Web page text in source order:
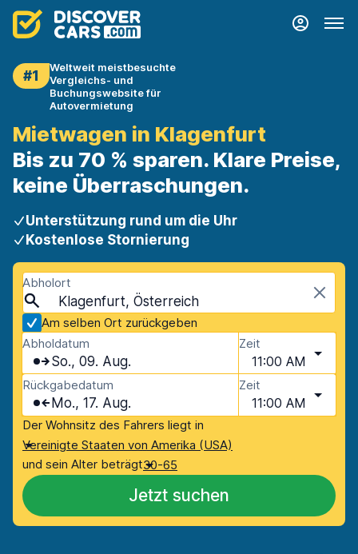
#1
Weltweit meistbesuchte
Vergleichs- und
Buchungswebsite für
Autovermietung
Mietwagen in Klagenfurt
Bis zu 70 % sparen. Klare Preise,
keine Überraschungen.
Unterstützung rund um die Uhr
Kostenlose Stornierung
Abholort
Klagenfurt, Österreich
Am selben Ort zurückgeben
Abholdatum
So., 09. Aug.
Zeit
11:00 AM
Rückgabedatum
Mo., 17. Aug.
Zeit
11:00 AM
Der Wohnsitz des Fahrers liegt in
Vereinigte Staaten von Amerika (USA)
und sein Alter beträgt30-65
Jetzt suchen